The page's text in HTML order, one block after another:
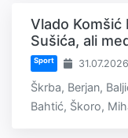
Vlado Komšić
Sušića, ali
Sport
Škrba, Berjan,
Bahtić, Škoro,